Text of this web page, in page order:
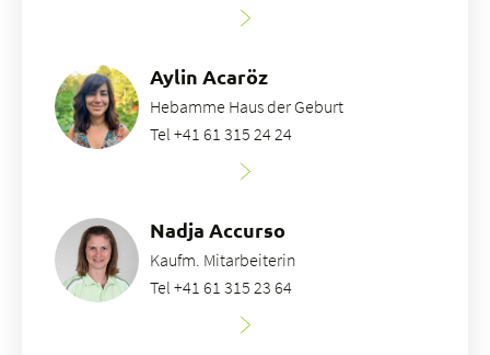
NotaufnahmeAylin Acaröz
Hebamme Haus der Geburt
Tel +41 61 315 24 24
Nadja Accurso
Kaufm. Mitarbeiterin
Tel +41 61 315 23 64